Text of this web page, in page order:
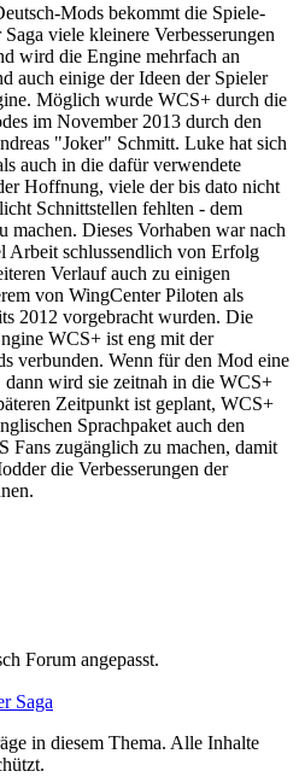
Mods bekommt die Spiele-
viele kleinere Verbesserungen
wird die Engine mehrfach an
auch einige der Ideen der Spieler
Möglich wurde WCS+ durch die
im November 2013 durch den
"Joker" Schmitt. Luke hat sich
auch in die dafür verwendete
Hoffnung, viele der bis dato nicht
Schnittstellen fehlten - dem
machen. Dieses Vorhaben war nach
Arbeit schlussendlich von Erfolg
Verlauf auch zu einigen
von WingCenter Piloten als
2012 vorgebracht wurden. Die
WCS+ ist eng mit der
verbunden. Wenn für den Mod eine
wird sie zeitnah in die WCS+
Zeitpunkt ist geplant, WCS+
Sprachpaket auch den
Fans zugänglich zu machen, damit
die Verbesserungen der
Forum angepasst.
Saga
in diesem Thema. Alle Inhalte